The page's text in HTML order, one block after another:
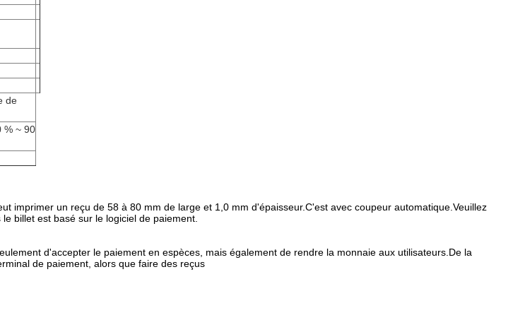
de
% ~ 90
imprimer un reçu de 58 à 80 mm de large et 1,0 mm d'épaisseur.C'est avec coupeur automatique.Veuillez
billet est basé sur le logiciel de paiement.
d'accepter le paiement en espèces, mais également de rendre la monnaie aux utilisateurs.De la
de paiement, alors que faire des reçus